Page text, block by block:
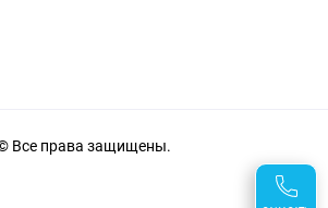
Все права защищены.